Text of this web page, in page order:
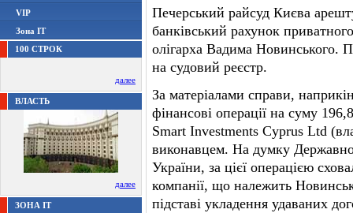
VIP
Зона IT
100 СТРОК
далее
ВЛАСТЬ
далее
ЗОНА IT
Печерський райсуд Києва
банківський рахунок
олігарха Вадима Новинського.
на судовий реєстр.
За матеріалами справи,
фінансові операції на суму
Smart Investments Cyprus Ltd
виконавцем. На думку
України, за цієї операцією
компанії, що належить
підставі укладення удаваних